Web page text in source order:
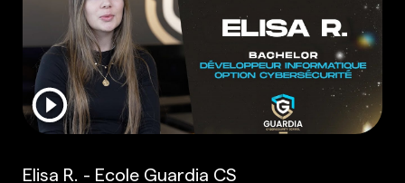
Elisa R. - Ecole Guardia CS